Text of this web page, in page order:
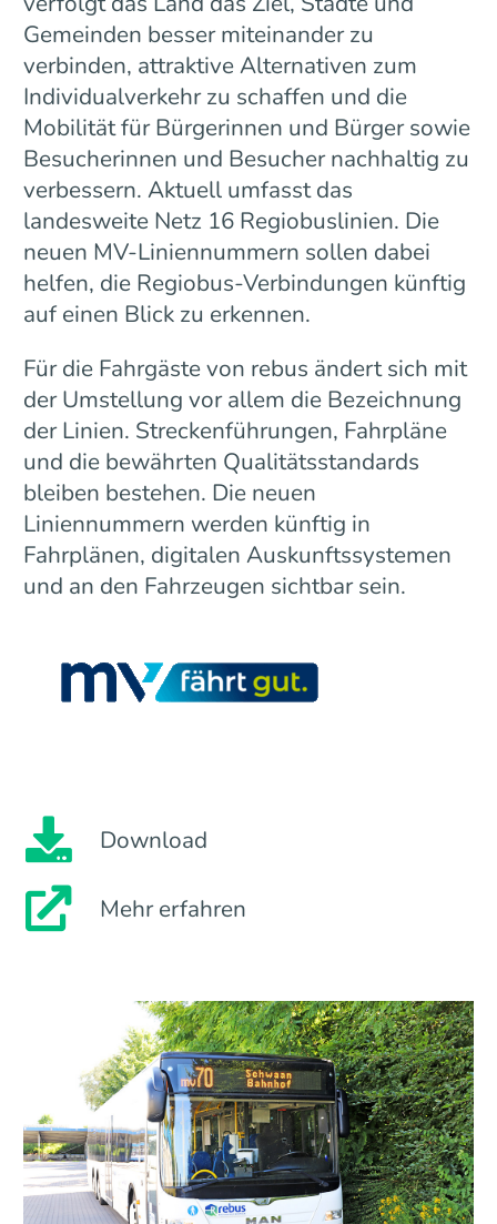
Gemeinden besser miteinander zu
verbinden, attraktive Alternativen zum
Individualverkehr zu schaffen und die
Mobilität für Bürgerinnen und Bürger sowie
Besucherinnen und Besucher nachhaltig zu
verbessern. Aktuell umfasst das
landesweite Netz 16 Regiobuslinien. Die
neuen MV-Liniennummern sollen dabei
helfen, die Regiobus-Verbindungen künftig
auf einen Blick zu erkennen.
Für die Fahrgäste von rebus ändert sich mit
der Umstellung vor allem die Bezeichnung
der Linien. Streckenführungen, Fahrpläne
und die bewährten Qualitätsstandards
bleiben bestehen. Die neuen
Liniennummern werden künftig in
Fahrplänen, digitalen Auskunftssystemen
und an den Fahrzeugen sichtbar sein.
Download
Mehr erfahren